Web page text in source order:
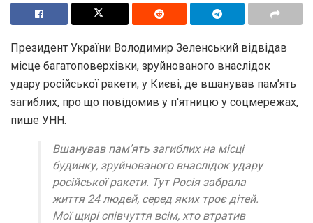
Президент України Володимир Зеленський відвідав
місце багатоповерхівки, зруйнованого внаслідок
удару російської ракети, у Києві, де вшанував пам’ять
загиблих, про що повідомив у п'ятницю у соцмережах,
пише УНН.
Вшанував пам’ять загиблих на місці
будинку, зруйнованого внаслідок удару
російської ракети. Тут Росія забрала
життя 24 людей, серед яких троє дітей.
Мої щирі співчуття всім, хто втратив